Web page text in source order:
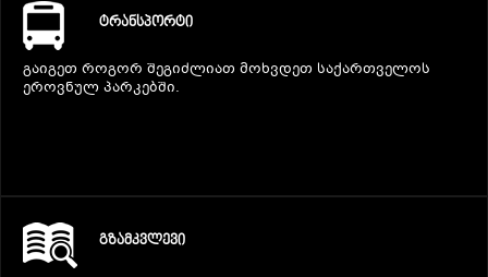
ᲢᲠᲐᲜᲡᲞᲝᲠᲢᲘ
გაიგეთ როგორ შეგიძლიათ მოხვდეთ საქართველოს
ეროვნულ პარკებში.
ᲒᲖᲐᲛᲙᲕᲚᲔᲕᲘ